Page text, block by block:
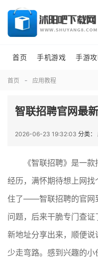
首页 手机游戏 手游
首页 应用教程
智联招聘官网最
2026-06-23 19:32:03 分类：
《智联招聘》是一
经历，满怀期待想上网
住了——智联招聘的官网
问题，后来干脆专门查
新地址分享出来，顺便
少走弯路。感到兴趣的小